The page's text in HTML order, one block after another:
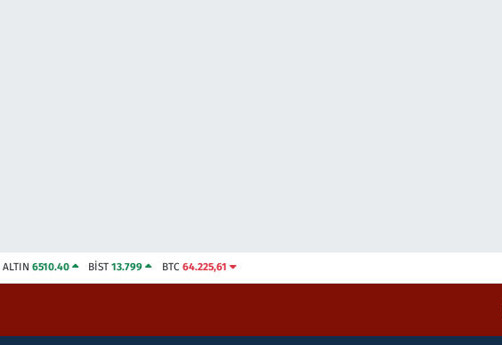
ALTIN 6510.40 BİST13.799 BTC 64.225,61